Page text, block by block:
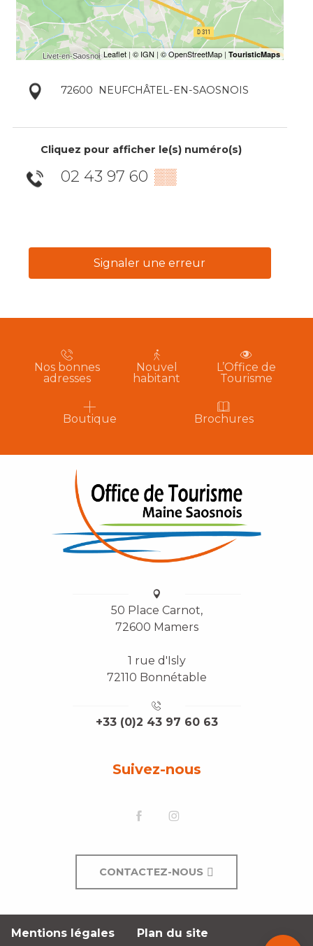
Description
72600 NEUFCHÂTEL-EN-SAOSNOIS
Cliquez pour afficher le(s) numéro(s)
02 43 97 60 ▒▒
Signaler une erreur
Nos bonnes
adresses
Nouvel
habitant
L’Office de
Tourisme
Boutique Brochures
50 Place Carnot,
72600 Mamers
1 rue d'Isly
72110 Bonnétable
+33 (0)2 43 97 60 63
Suivez-nous
CONTACTEZ-NOUS
Mentions légales Plan du site